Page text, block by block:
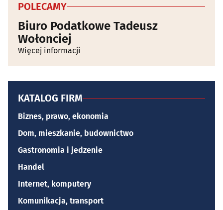
POLECAMY
Biuro Podatkowe Tadeusz
Wołonciej
Więcej informacji
KATALOG FIRM
Biznes, prawo, ekonomia
Dom, mieszkanie, budownictwo
Gastronomia i jedzenie
Handel
Internet, komputery
Komunikacja, transport